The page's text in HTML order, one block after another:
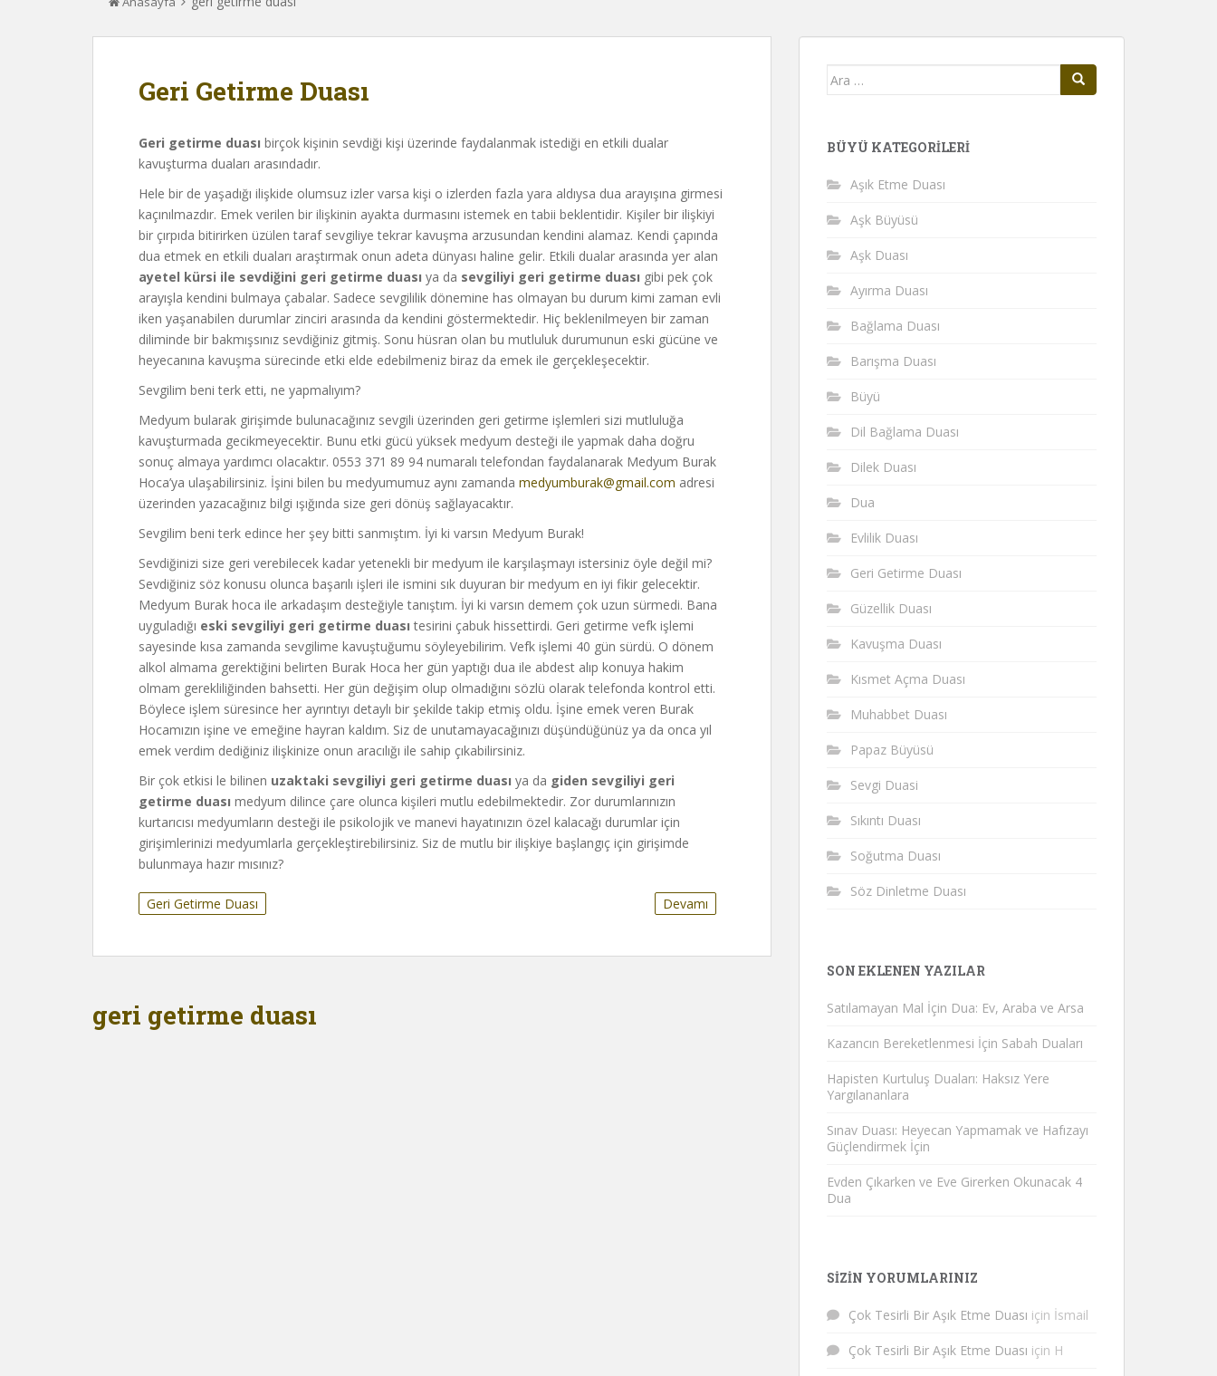
Geri Getirme Duası
Geri getirme duası birçok kişinin sevdiği kişi üzerinde faydalanmak istediği en etkili dualar
kavuşturma duaları arasındadır.
Hele bir de yaşadığı ilişkide olumsuz izler varsa kişi o izlerden fazla yara aldıysa dua arayışına girmesi
kaçınılmazdır. Emek verilen bir ilişkinin ayakta durmasını istemek en tabii beklentidir. Kişiler bir ilişkiyi
bir çırpıda bitirirken üzülen taraf sevgiliye tekrar kavuşma arzusundan kendini alamaz. Kendi çapında
dua etmek en etkili duaları araştırmak onun adeta dünyası haline gelir. Etkili dualar arasında yer alan
ayetel kürsi ile sevdiğini geri getirme duası ya da sevgiliyi geri getirme duası gibi pek çok
arayışla kendini bulmaya çabalar. Sadece sevgililik dönemine has olmayan bu durum kimi zaman evli
iken yaşanabilen durumlar zinciri arasında da kendini göstermektedir. Hiç beklenilmeyen bir zaman
diliminde bir bakmışsınız sevdiğiniz gitmiş. Sonu hüsran olan bu mutluluk durumunun eski gücüne ve
heyecanına kavuşma sürecinde etki elde edebilmeniz biraz da emek ile gerçekleşecektir.
Sevgilim beni terk etti, ne yapmalıyım?
Medyum bularak girişimde bulunacağınız sevgili üzerinden geri getirme işlemleri sizi mutluluğa
kavuşturmada gecikmeyecektir. Bunu etki gücü yüksek medyum desteği ile yapmak daha doğru
sonuç almaya yardımcı olacaktır. 0553 371 89 94 numaralı telefondan faydalanarak Medyum Burak
Hoca’ya ulaşabilirsiniz. İşini bilen bu medyumumuz aynı zamanda medyumburak@gmail.com adresi
üzerinden yazacağınız bilgi ışığında size geri dönüş sağlayacaktır.
Sevgilim beni terk edince her şey bitti sanmıştım. İyi ki varsın Medyum Burak!
Sevdiğinizi size geri verebilecek kadar yetenekli bir medyum ile karşılaşmayı istersiniz öyle değil mi?
Sevdiğiniz söz konusu olunca başarılı işleri ile ismini sık duyuran bir medyum en iyi fikir gelecektir.
Medyum Burak hoca ile arkadaşım desteğiyle tanıştım. İyi ki varsın demem çok uzun sürmedi. Bana
uyguladığı eski sevgiliyi geri getirme duası tesirini çabuk hissettirdi. Geri getirme vefk işlemi
sayesinde kısa zamanda sevgilime kavuştuğumu söyleyebilirim. Vefk işlemi 40 gün sürdü. O dönem
alkol almama gerektiğini belirten Burak Hoca her gün yaptığı dua ile abdest alıp konuya hakim
olmam gerekliliğinden bahsetti. Her gün değişim olup olmadığını sözlü olarak telefonda kontrol etti.
Böylece işlem süresince her ayrıntıyı detaylı bir şekilde takip etmiş oldu. İşine emek veren Burak
Hocamızın işine ve emeğine hayran kaldım. Siz de unutamayacağınızı düşündüğünüz ya da onca yıl
emek verdim dediğiniz ilişkinize onun aracılığı ile sahip çıkabilirsiniz.
Bir çok etkisi le bilinen uzaktaki sevgiliyi geri getirme duası ya da giden sevgiliyi geri
getirme duası medyum dilince çare olunca kişileri mutlu edebilmektedir. Zor durumlarınızın
kurtarıcısı medyumların desteği ile psikolojik ve manevi hayatınızın özel kalacağı durumlar için
girişimlerinizi medyumlarla gerçekleştirebilirsiniz. Siz de mutlu bir ilişkiye başlangıç için girişimde
bulunmaya hazır mısınız?
Devamı
Geri Getirme Duası
geri getirme duası
Arama
BÜYÜ KATEGORILERI
Aşık Etme Duası
Aşk Büyüsü
Aşk Duası
Ayırma Duası
Bağlama Duası
Barışma Duası
Büyü
Dil Bağlama Duası
Dilek Duası
Dua
Evlilik Duası
Geri Getirme Duası
Güzellik Duası
Kavuşma Duası
Kısmet Açma Duası
Muhabbet Duası
Papaz Büyüsü
Sevgi Duasi
Sıkıntı Duası
Soğutma Duası
Söz Dinletme Duası
SON EKLENEN YAZILAR
Satılamayan Mal İçin Dua: Ev, Araba ve Arsa
Kazancın Bereketlenmesi İçin Sabah Duaları
Hapisten Kurtuluş Duaları: Haksız Yere
Yargılananlara
Sınav Duası: Heyecan Yapmamak ve Hafızayı
Güçlendirmek İçin
Evden Çıkarken ve Eve Girerken Okunacak 4
Dua
SIZIN YORUMLARINIZ
Çok Tesirli Bir Aşık Etme Duası için İsmail
Çok Tesirli Bir Aşık Etme Duası için H